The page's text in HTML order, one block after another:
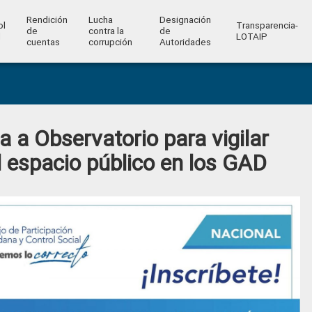
Rendición
de
cuentas
Lucha
contra la
corrupción
Designación
de
Autoridades
Transparencia-
LOTAIP
a Observatorio para vigilar
público en los GAD